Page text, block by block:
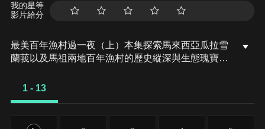
我的星等
影片給分
最美百年漁村過一夜（上）本集探索馬來西亞瓜拉雪
蘭莪以及馬祖兩地百年漁村的歷史縱深與生態瑰寶。
Selangor），有世界最大的海桑樹林，沙沙蘭天空之
祖海岸線的奇岩異石更是一場視覺的盛宴…
1 - 13